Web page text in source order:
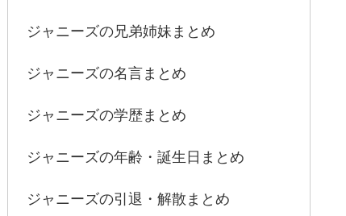
ジャニーズの兄弟姉妹まとめ
ジャニーズの名言まとめ
ジャニーズの学歴まとめ
ジャニーズの年齢・誕生日まとめ
ジャニーズの引退・解散まとめ